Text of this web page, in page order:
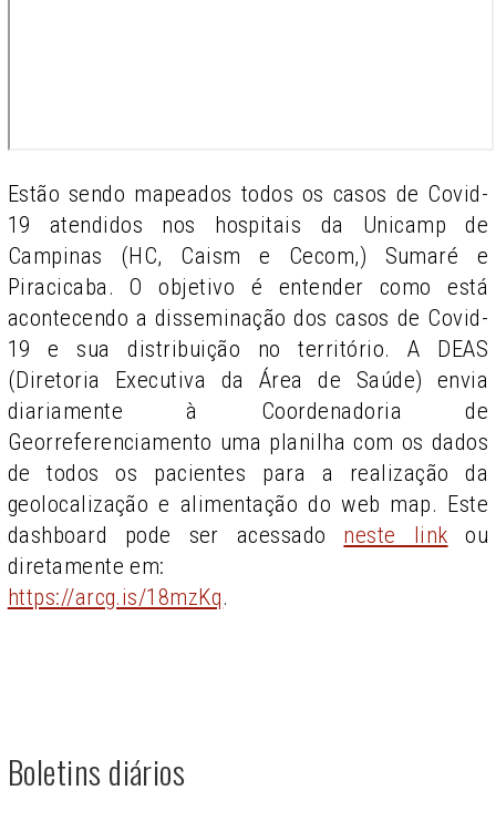
Estão sendo mapeados todos os casos de Covid-
19 atendidos nos hospitais da Unicamp de
Campinas (HC, Caism e Cecom,) Sumaré e
Piracicaba. O objetivo é entender como está
acontecendo a disseminação dos casos de Covid-
19 e sua distribuição no território. A DEAS
(Diretoria Executiva da Área de Saúde) envia
diariamente à Coordenadoria de
Georreferenciamento uma planilha com os dados
de todos os pacientes para a realização da
geolocalização e alimentação do web map. Este
dashboard pode ser acessado neste link ou
diretamente em:
https://arcg.is/18mzKq.
Boletins diários